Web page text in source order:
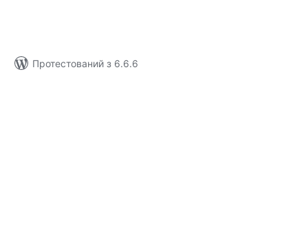
Протестований з 6.6.6